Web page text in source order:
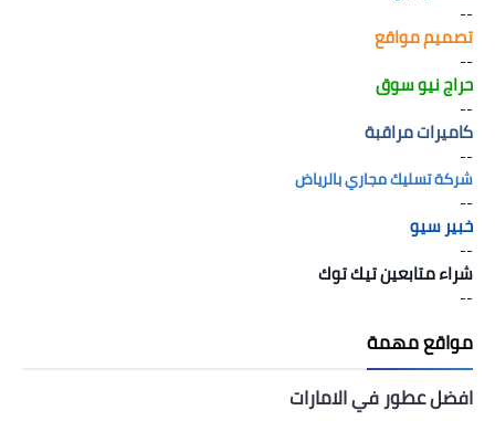
--
تصميم مواقع
--
حراج نيو سوق
--
كاميرات مراقبة
--
شركة تسليك مجاري بالرياض
--
خبير سيو
--
شراء متابعين تيك توك
--
مواقع مهمة
افضل عطور في الامارات